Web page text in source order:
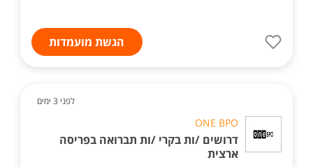
הגשת מועמדות
לפני 3 ימים
ONE BPO
דרושים /ות בקרי /ות תברואה בפריסה
ארצית